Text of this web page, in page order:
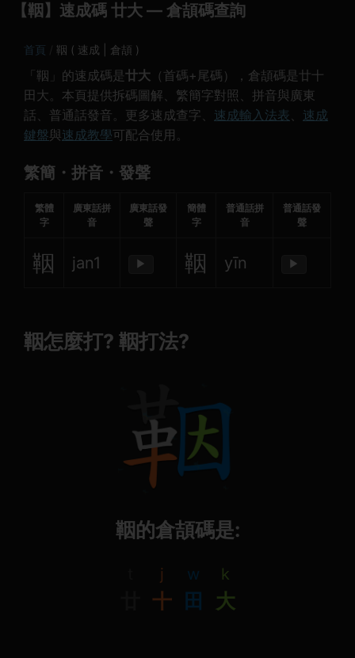
【鞇】速成碼 廿大 — 倉頡碼查詢
首頁 鞇 ( 速成 | 倉頡 )
「鞇」的速成碼是 廿大 （首碼+尾碼），倉頡碼是廿十
田大。本頁提供拆碼圖解、繁簡字對照、拼音與廣東
話、普通話發音。更多速成查字、 速成輸入法表、 速成
鍵盤與速成教學可配合使用。
繁簡・拼音・發聲
繁體
字
廣東話拼
音
廣東話發
聲
簡體
字
普通話拼
音
普通話發
聲
鞇 jan1 ▶ 鞇 yīn ▶
鞇怎麼打? 鞇打法?
鞇的倉頡碼是:
j
十
w
田
k
大